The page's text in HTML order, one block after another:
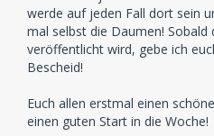
werde auf jeden Fall dort sein
mal selbst die Daumen! Sobald
veröffentlicht wird, gebe ich
Bescheid!
Euch allen erstmal einen
einen guten Start in die Woche!